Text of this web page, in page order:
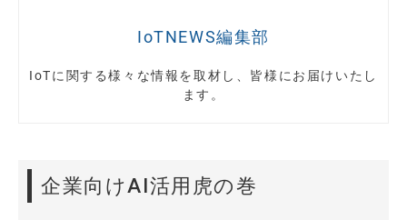
IoTNEWS編集部
IoTに関する様々な情報を取材し、皆様にお届けいたし
ます。
企業向けAI活用虎の巻